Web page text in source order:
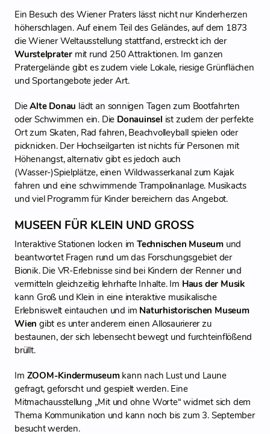
Ein Besuch des Wiener Praters lässt nicht nur Kinderherzen
höherschlagen. Auf einem Teil des Geländes, auf dem 1873
die Wiener Weltausstellung stattfand, erstreckt ich der
Wurstelpratermit rund 250 Attraktionen. Im ganzen
Pratergelände gibt es zudem viele Lokale, riesige Grünflächen
und Sportangebote jeder Art.
DieAlte Donau lädt an sonnigen Tagen zum Bootfahrten
oder Schwimmen ein. Die Donauinsel ist zudem der perfekte
Ort zum Skaten, Rad fahren, Beachvolleyball spielen oder
picknicken. Der Hochseilgarten ist nichts für Personen mit
Höhenangst, alternativ gibt es jedoch auch
(Wasser-)Spielplätze, einen Wildwasserkanal zum Kajak
fahren und eine schwimmende Trampolinanlage. Musikacts
und viel Programm für Kinder bereichern das Angebot.
MUSEEN FÜR KLEIN UND GROSS
Interaktive Stationen locken im Technischen Museumund
beantwortet Fragen rund um das Forschungsgebiet der
Bionik. Die VR-Erlebnisse sind bei Kindern der Renner und
vermitteln gleichzeitig lehrhafte Inhalte. Im Haus der Musik
kann Groß und Klein in eine interaktive musikalische
Erlebniswelt eintauchen und im Naturhistorischen Museum
Wien gibt es unter anderem einen Allosaurierer zu
bestaunen, der sich lebensecht bewegt und furchteinflößend
brüllt.
Im ZOOM-Kindermuseumkann nach Lust und Laune
gefragt, geforscht und gespielt werden. Eine
Mitmachausstellung „Mit und ohne Worte“ widmet sich dem
Thema Kommunikation und kann noch bis zum 3. September
besucht werden.